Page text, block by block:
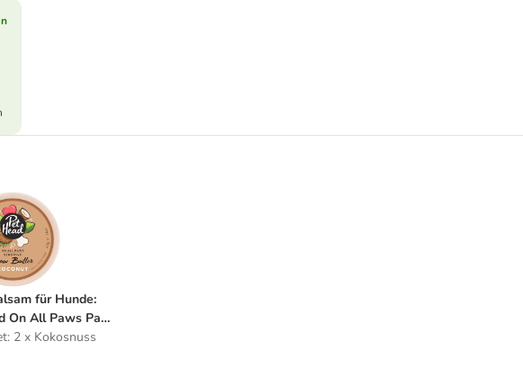
für Hunde: Pet Head On All Paws Paw Butter
für Hunde:
On All Paws Paw
2 x Kokosnuss